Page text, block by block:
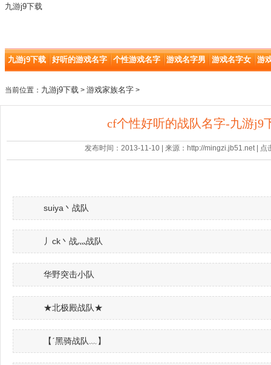
九游j9下载
九游j9下载 好听的游戏名字 个性游戏名字 游戏名字男 游戏名字女 游
当前位置： 九游j9下载 > 游戏家族名字 >
cf个性好听的战队名字-九游j9
发布时间：2013-11-10 | 来源：http://mingzi.jb51.net | 点
suiya丶战队
丿ck丶战灬战队
华野突击小队
★北极殿战队★
【ˊ黑骑战队﹏】